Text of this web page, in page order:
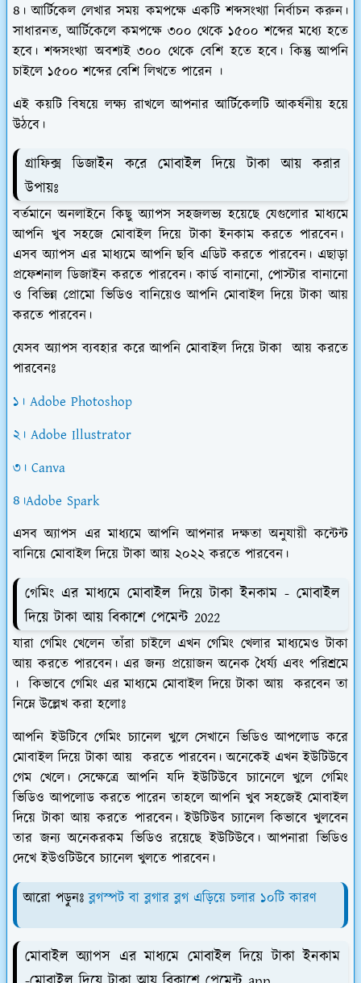
৪। আর্টিকেল লেখার সময় কমপক্ষে একটি শব্দসংখ্যা নির্বাচন করুন।
সাধারনত, আর্টিকেলে কমপক্ষে ৩০০ থেকে ১৫০০ শব্দের মধ্যে হতে
হবে। শব্দসংখ্যা অবশ্যই ৩০০ থেকে বেশি হতে হবে। কিন্তু আপনি
চাইলে ১৫০০ শব্দের বেশি লিখতে পারেন ।
এই কয়টি বিষয়ে লক্ষ্য রাখলে আপনার আর্টিকেলটি আকর্ষনীয় হয়ে
উঠবে।
গ্রাফিক্স ডিজাইন করে মোবাইল দিয়ে টাকা আয় করার
উপায়ঃ
বর্তমানে অনলাইনে কিছু অ্যাপস সহজলভ্য হয়েছে যেগুলোর মাধ্যমে
আপনি খুব সহজে মোবাইল দিয়ে টাকা ইনকাম করতে পারবেন।
এসব অ্যাপস এর মাধ্যমে আপনি ছবি এডিট করতে পারবেন। এছাড়া
প্রফেশনাল ডিজাইন করতে পারবেন। কার্ড বানানো, পোস্টার বানানো
ও বিভিন্ন প্রোমো ভিডিও বানিয়েও আপনি মোবাইল দিয়ে টাকা আয়
করতে পারবেন।
যেসব অ্যাপস ব্যবহার করে আপনি মোবাইল দিয়ে টাকা আয় করতে
পারবেনঃ
১। Adobe Photoshop
২। Adobe Illustrator
৩। Canva
৪।Adobe Spark
এসব অ্যাপস এর মাধ্যমে আপনি আপনার দক্ষতা অনুযায়ী কন্টেন্ট
বানিয়ে মোবাইল দিয়ে টাকা আয় ২০২২ করতে পারবেন।
গেমিং এর মাধ্যমে মোবাইল দিয়ে টাকা ইনকাম - মোবাইল
দিয়ে টাকা আয় বিকাশে পেমেন্ট 2022
যারা গেমিং খেলেন তাঁরা চাইলে এখন গেমিং খেলার মাধ্যমেও টাকা
আয় করতে পারবেন। এর জন্য প্রয়োজন অনেক ধৈর্য্য এবং পরিশ্রমে
। কিভাবে গেমিং এর মাধ্যমে মোবাইল দিয়ে টাকা আয় করবেন তা
নিম্নে উল্লেখ করা হলোঃ
আপনি ইউটিবে গেমিং চ্যানেল খুলে সেখানে ভিডিও আপলোড করে
মোবাইল দিয়ে টাকা আয় করতে পারবেন। অনেকেই এখন ইউটিউবে
গেম খেলে। সেক্ষেত্রে আপনি যদি ইউটিউবে চ্যানেলে খুলে গেমিং
ভিডিও আপলোড করতে পারেন তাহলে আপনি খুব সহজেই মোবাইল
দিয়ে টাকা আয় করতে পারবেন। ইউটিউব চ্যানেল কিভাবে খুলবেন
তার জন্য অনেকরকম ভিডিও রয়েছে ইউটিউবে। আপনারা ভিডিও
দেখে ইউওটিউবে চ্যানেল খুলতে পারবেন।
আরো পড়ুনঃব্লগস্পট বা ব্লগার ব্লগ এড়িয়ে চলার ১০টি কারণ
মোবাইল অ্যাপস এর মাধ্যমে মোবাইল দিয়ে টাকা ইনকাম